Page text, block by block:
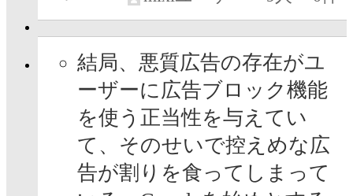
結局、悪質広告の存在がユ
ーザーに広告ブロック機能
を使う正当性を与えてい
て、そのせいで控えめな広
告が割りを食ってしまって